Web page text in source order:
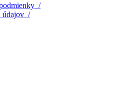
/
údajov /